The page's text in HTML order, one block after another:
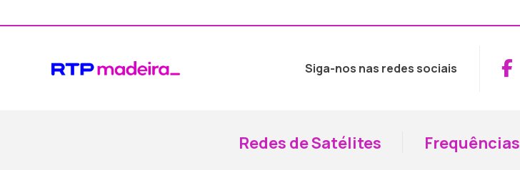
Siga-nos nas redes sociais
Redes de Satélites Frequências